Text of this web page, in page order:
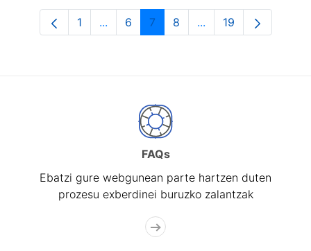
Orrialdea
1 ...Intermediate Pages Use TAB to
Orrialdea
6 Orrialdea
7 Orrialdea
8 ...Intermediate Pages
Orrialdea
19
FAQs
Ebatzi gure webgunean parte hartzen duten
prozesu exberdinei buruzko zalantzak